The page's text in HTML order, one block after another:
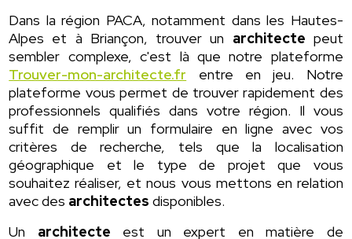
Dans la région PACA, notamment dans les Hautes-
Alpes et à Briançon, trouver un architecte peut
sembler complexe, c'est là que notre plateforme
Trouver-mon-architecte.fr entre en jeu. Notre
plateforme vous permet de trouver rapidement des
professionnels qualifiés dans votre région. Il vous
suffit de remplir un formulaire en ligne avec vos
critères de recherche, tels que la localisation
géographique et le type de projet que vous
souhaitez réaliser, et nous vous mettons en relation
avec des architectes disponibles.
Un architecte est un expert en matière de